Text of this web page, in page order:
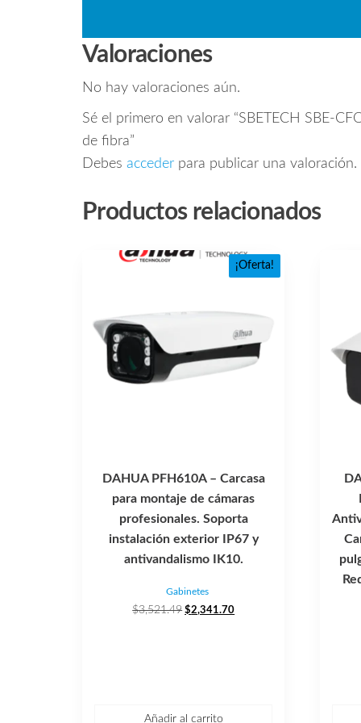
Valoraciones
No hay valoraciones aún.
Sé el primero en valorar “SBETECH SBE-
de fibra”
Debes acceder para publicar una valoración.
Productos relacionados
¡Oferta!
DAHUA PFH610A – Carcasa
para montaje de cámaras
profesionales. Soporta
instalación exterior IP67 y
antivandalismo IK10.
Gabinetes
$3,521.49 El
$2,341.70El
Añadir al carrito